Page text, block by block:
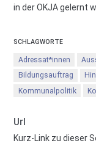
in der OKJA gelernt
SCHLAGWORTE
Adressat*innen
Bildungsauftrag
Kommunalpolitik
Url
Kurz-Link zu dieser